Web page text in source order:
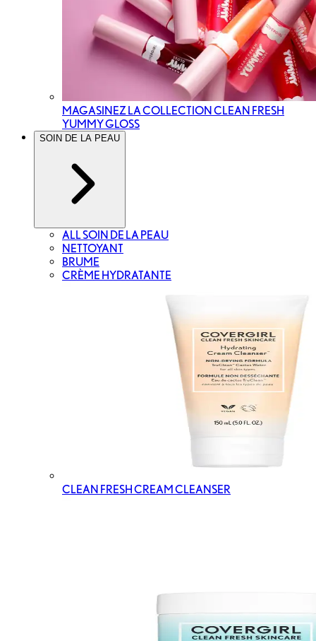
MAGASINEZ LA COLLECTION CLEAN FRESH
YUMMY GLOSS
SOIN DE LA PEAU
ALL SOIN DE LA PEAU
NETTOYANT
BRUME
CRÈME HYDRATANTE
CLEAN FRESH CREAM CLEANSER